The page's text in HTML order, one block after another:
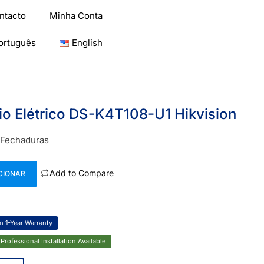
Minha Conta
English
Elétrico DS-K4T108-U1 Hikvision
Fechaduras
Add to Compare
Year Warranty
Installation Available